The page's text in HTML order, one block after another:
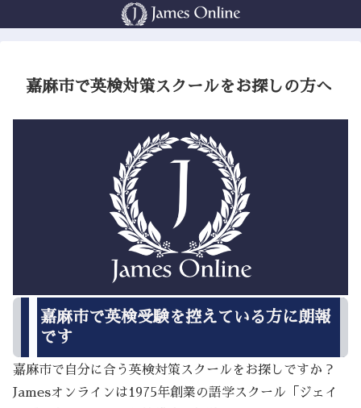
嘉麻市で英検対策スクールをお探しの方へ
嘉麻市で英検受験を控えている方に朗報
です
嘉麻市で自分に合う英検対策スクールをお探しですか？
Jamesオンラインは1975年創業の語学スクール「ジェイ